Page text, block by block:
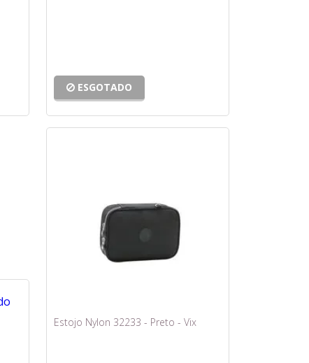
ESGOTADO
Estojo Nylon 32233 - Preto - Vix